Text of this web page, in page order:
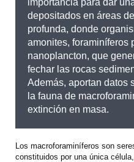
importancia para dar
depositados en áreas
profunda, donde
amonites, foraminíferos
nanoplancton, que
fechar las rocas
Además, aportan datos
la fauna de
extinción en masa.
Los macroforaminíferos son
constituidos por una única